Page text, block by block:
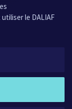
le DALIAF